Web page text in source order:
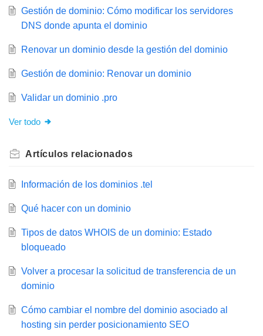
Gestión de dominio: Cómo modificar los servidores
DNS donde apunta el dominio
Renovar un dominio desde la gestión del dominio
Gestión de dominio: Renovar un dominio
Validar un dominio .pro
Ver todo
Artículos relacionados
Información de los dominios .tel
Qué hacer con un dominio
Tipos de datos WHOIS de un dominio: Estado
bloqueado
Volver a procesar la solicitud de transferencia de un
dominio
Cómo cambiar el nombre del dominio asociado al
hosting sin perder posicionamiento SEO